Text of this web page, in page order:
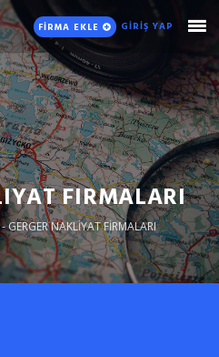
FİRMA EKLE GİRİŞ YAP
FIRMALARI
GERGER NAKLİYAT FİRMALARI